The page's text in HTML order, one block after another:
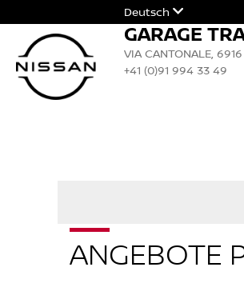
Deutsch
GARAGE
VIA CANTONALE,
+41 (0)91 994 33 49
ANGEBOTE